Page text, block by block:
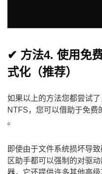
✔ 方法4. 使用免
式化（推荐）
如果以上的方法您都尝试
NTFS，您可以借助于免
。
即使由于文件系统损坏导
区助手都可以强制的对驱
器，它还提供许多其他高